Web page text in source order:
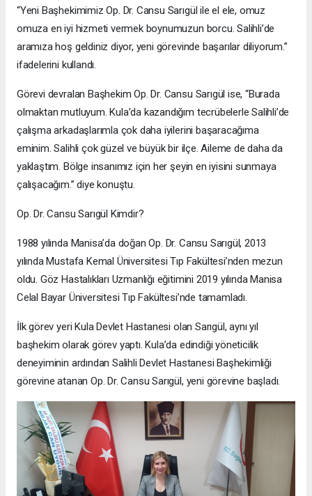
“Yeni Başhekimimiz Op. Dr. Cansu Sarıgül ile el ele, omuz
omuza en iyi hizmeti vermek boynumuzun borcu. Salihli’de
aramıza hoş geldiniz diyor, yeni görevinde başarılar diliyorum.”
ifadelerini kullandı.
Görevi devralan Başhekim Op. Dr. Cansu Sarıgül ise, “Burada
olmaktan mutluyum. Kula’da kazandığım tecrübelerle Salihli’de
çalışma arkadaşlarımla çok daha iyilerini başaracağıma
eminim. Salihli çok güzel ve büyük bir ilçe. Aileme de daha da
yaklaştım. Bölge insanımız için her şeyin en iyisini sunmaya
çalışacağım.” diye konuştu.
Op. Dr. Cansu Sarıgül Kimdir?
1988 yılında Manisa’da doğan Op. Dr. Cansu Sarıgül, 2013
yılında Mustafa Kemal Üniversitesi Tıp Fakültesi’nden mezun
oldu. Göz Hastalıkları Uzmanlığı eğitimini 2019 yılında Manisa
Celal Bayar Üniversitesi Tıp Fakültesi’nde tamamladı.
İlk görev yeri Kula Devlet Hastanesi olan Sarıgül, aynı yıl
başhekim olarak görev yaptı. Kula’da edindiği yöneticilik
deneyiminin ardından Salihli Devlet Hastanesi Başhekimliği
görevine atanan Op. Dr. Cansu Sarıgül, yeni görevine başladı.